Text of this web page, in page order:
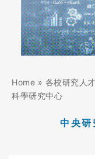
Home » 各校研究人才
科學研究中心
中央研